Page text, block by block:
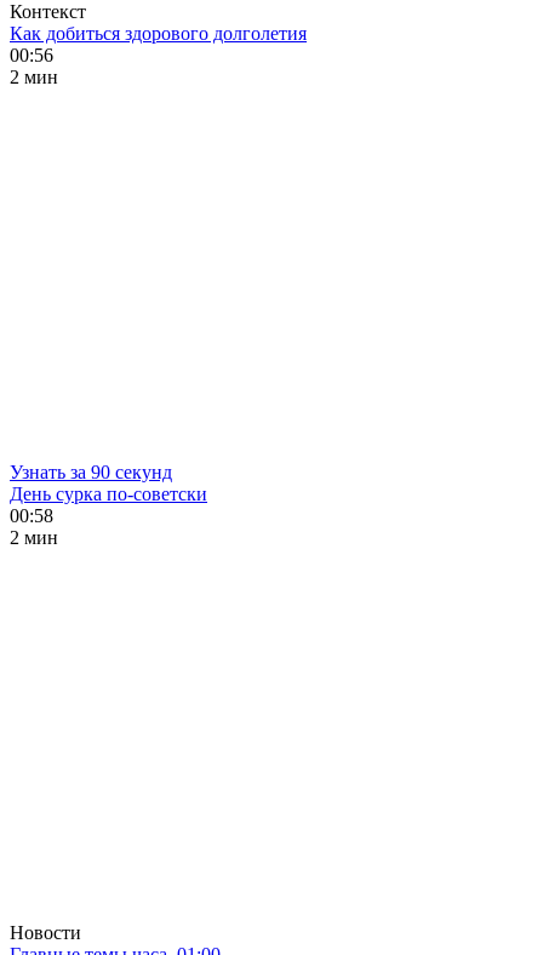
Контекст
Как добиться здорового долголетия
00:56
2 мин
Узнать за 90 секунд
День сурка по-советски
00:58
2 мин
Новости